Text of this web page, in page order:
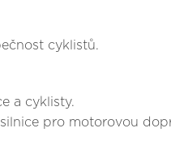
cyklistů.
a cyklisty.
pro motorovou